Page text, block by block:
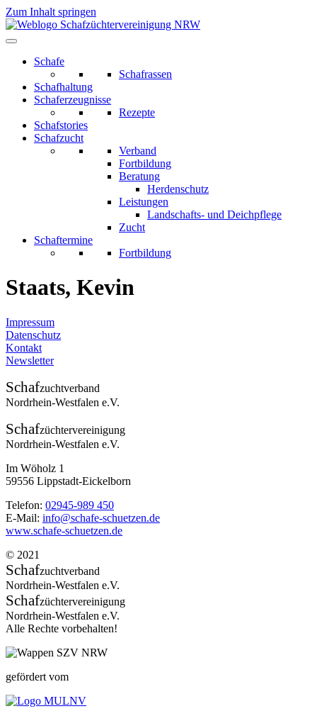
Zum Inhalt springen
Schafe
Schafrassen
Schafhaltung
Schaferzeugnisse
Rezepte
Schafstories
Schafzucht
Verband
Fortbildung
Beratung
Herdenschutz
Leistungen
Landschafts- und Deichpflege
Zucht
Schaftermine
Fortbildung
Staats, Kevin
Impressum
Datenschutz
Kontakt
Newsletter
Schafzuchtverband
Nordrhein-Westfalen e.V.
Schafzüchtervereinigung
Nordrhein-Westfalen e.V.
Im Wöholz 1
59556 Lippstadt-Eickelborn
Telefon: 02945-989 450
E-Mail: info@schafe-schuetzen.de
www.schafe-schuetzen.de
© 2021
Schafzuchtverband
Nordrhein-Westfalen e.V.
Schafzüchtervereinigung
Nordrhein-Westfalen e.V.
Alle Rechte vorbehalten!
gefördert vom